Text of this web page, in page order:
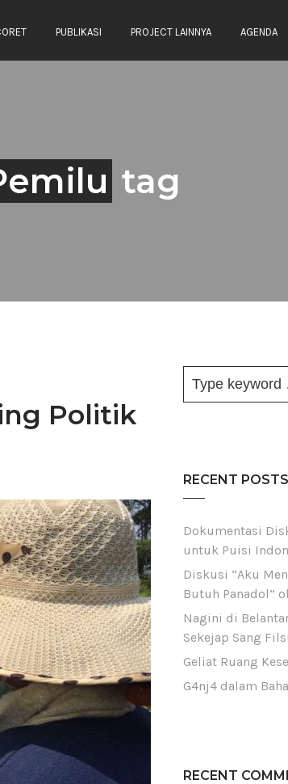
PUBLIKASI PROJECT LAINNYA AGENDA
tag
Politik
RECENT POSTS
Dokumentasi
untuk Puisi
Diskusi “Aku
Butuh Panadol”
Nagini di
Sekejap Sang
Geliat Ruang
G4nj4 dalam
RECENT